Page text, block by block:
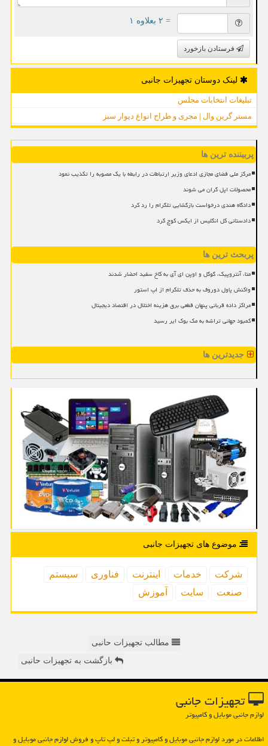
= ۲ بعلاوه ۱
فرستادن بازخورد
لینک دوستان تجهیزات جانبی
تبلیغات انتخابات مجلس
مستر گرین وال | مجری و طراح انواع دیوار سبز
پربیننده ترین ها
مرکز ملی فضای مجازی ادعای وزیر ارتباطات در رابطه با یک مصوبه را تکذیب نمود
محصولات اپل گران می شوند
دادگاه هندی درخواست بازگشایی تلگرام را رد کرد
دادستانی کل انگلیس از ایکس کوچ کرد
پربحث ترین ها
متا، آنتروپیک، گوگل و اوپن ای آی به کاخ سفید احضار شدند
واکنش پاول دوروف به حذف تلگرام از اپ استور
مراکز داده قربانی پنهان قطعی برق هزینه اختلال در اقتصاد دیجیتال
کمبود جهانی تراشه به مک بوک ایر رسید
جدیدترین ها
موضوع های تجهیزات جانبی
شركت خدمات اینترنت فناوری
سیستم
صنعت
سایت آموزش
مطالب تجهیزات حانبی
بازگشت به تجهیزات حانبی
تجهیزات جانبی
لوازم جانبی موبایل و کامپیوتر
اطلاعات در مورد لوازم جانبی موبایل و كامپیوتر و تبلت و لپ تاپ و فروش لوازم جانبی موبایل و